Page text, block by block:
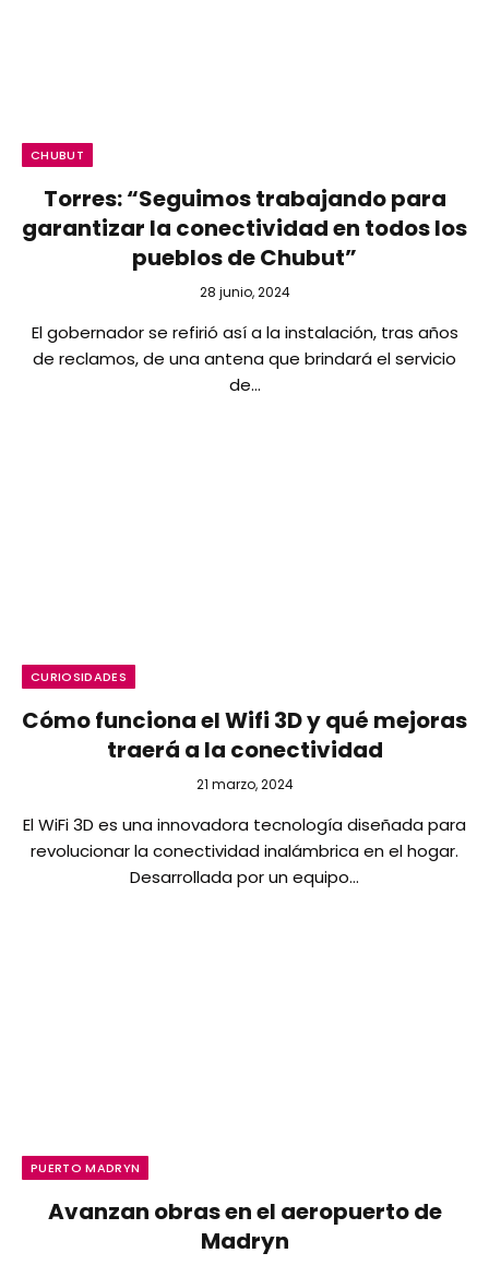
CHUBUT
Torres: “Seguimos trabajando para
garantizar la conectividad en todos los
pueblos de Chubut”
28 junio, 2024
El gobernador se refirió así a la instalación, tras años
de reclamos, de una antena que brindará el servicio
de…
CURIOSIDADES
Cómo funciona el Wifi 3D y qué mejoras
traerá a la conectividad
21 marzo, 2024
El WiFi 3D es una innovadora tecnología diseñada para
revolucionar la conectividad inalámbrica en el hogar.
Desarrollada por un equipo…
PUERTO MADRYN
Avanzan obras en el aeropuerto de
Madryn